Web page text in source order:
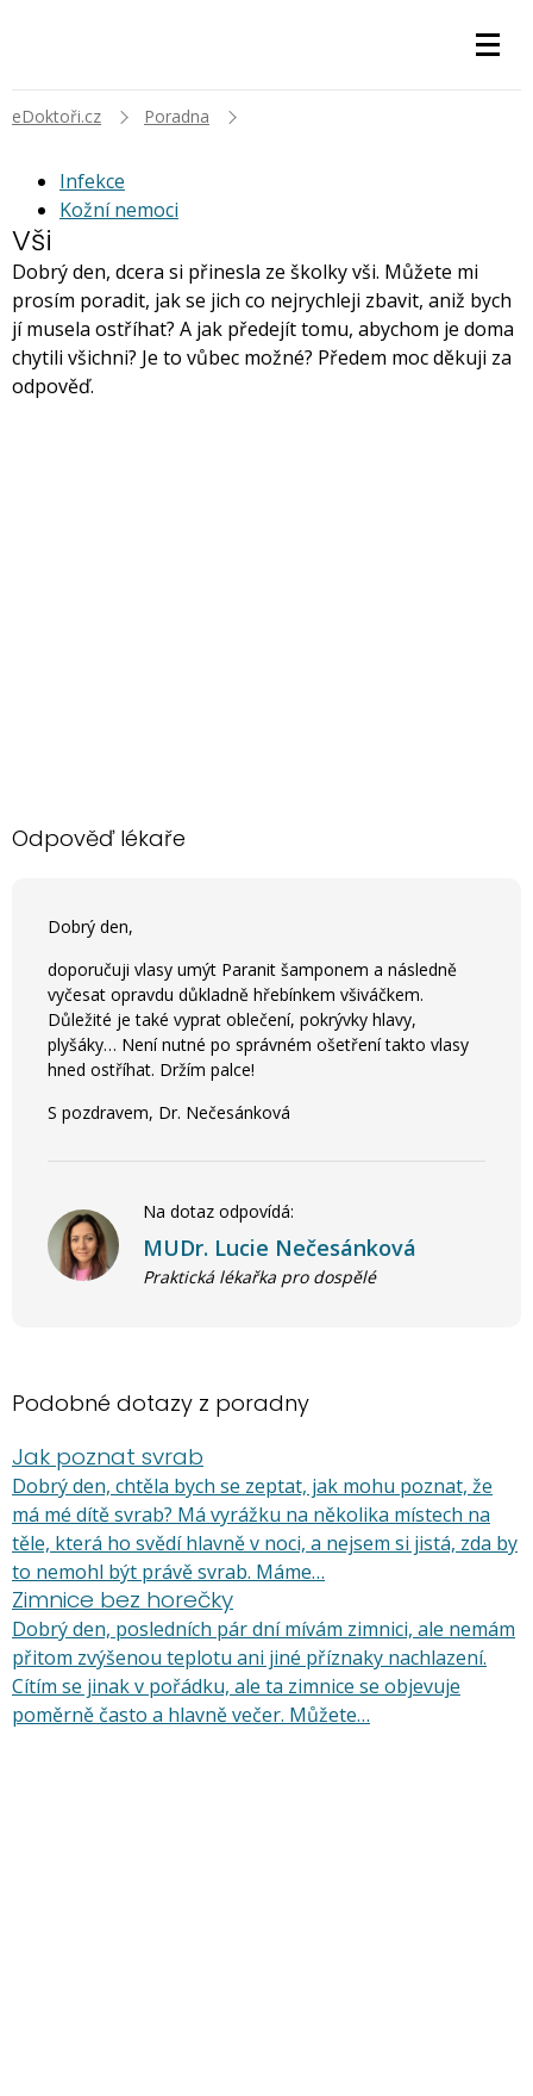
eDoktoři.cz Poradna
Infekce
Kožní nemoci
Vši
Dobrý den, dcera si přinesla ze školky vši. Můžete mi
prosím poradit, jak se jich co nejrychleji zbavit, aniž bych
jí musela ostříhat? A jak předejít tomu, abychom je doma
chytili všichni? Je to vůbec možné? Předem moc děkuji za
odpověď.
Odpověď lékaře
Dobrý den,
doporučuji vlasy umýt Paranit šamponem a následně
vyčesat opravdu důkladně hřebínkem všiváčkem.
Důležité je také vyprat oblečení, pokrývky hlavy,
plyšáky… Není nutné po správném ošetření takto vlasy
hned ostříhat. Držím palce!
S pozdravem, Dr. Nečesánková
Na dotaz odpovídá:
MUDr. Lucie Nečesánková
Praktická lékařka pro dospělé
Podobné dotazy z poradny
Jak poznat svrab
Dobrý den, chtěla bych se zeptat, jak mohu poznat, že
má mé dítě svrab? Má vyrážku na několika místech na
těle, která ho svědí hlavně v noci, a nejsem si jistá, zda by
to nemohl být právě svrab. Máme…
Zimnice bez horečky
Dobrý den, posledních pár dní mívám zimnici, ale nemám
přitom zvýšenou teplotu ani jiné příznaky nachlazení.
Cítím se jinak v pořádku, ale ta zimnice se objevuje
poměrně často a hlavně večer. Můžete…